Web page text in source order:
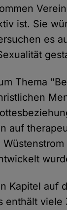
Verein
ist. Sie
es
Thema
auf
Kapitel auf
enthält